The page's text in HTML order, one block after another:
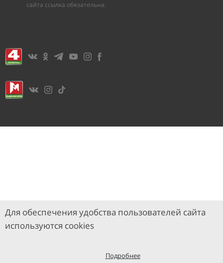
сайта ссылка обязательна.
Для обеспечения удобства пользователей сайта
используются cookies
Подробнее